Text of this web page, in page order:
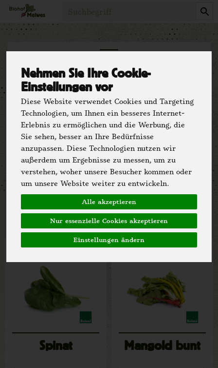
Nehmen Sie Ihre Cookie-
Einstellungen vor
Diese Website verwendet Cookies und Targeting
Technologien, um Ihnen ein besseres Internet-
Erlebnis zu ermöglichen und die Werbung, die
Sie sehen, besser an Ihre Bedürfnisse
anzupassen. Diese Technologien nutzen wir
außerdem um Ergebnisse zu messen, um zu
verstehen, woher unsere Besucher kommen oder
um unsere Website weiter zu entwickeln.
Alle akzeptieren
Nur essenzielle Cookies akzeptieren
Einstellungen ändern
Produkt
Blatt- und
Stangengemüse
Hersteller Allergene
Spinat Mangold bunt